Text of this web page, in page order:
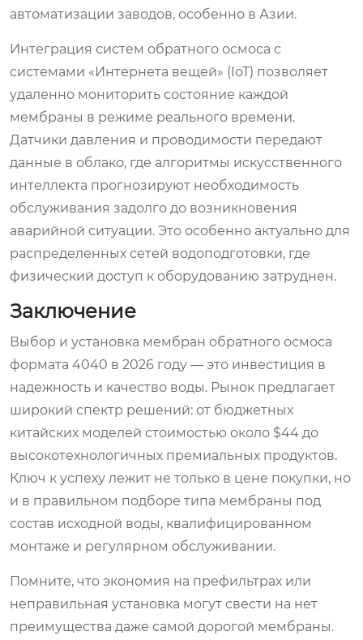
автоматизации заводов, особенно в Азии.
Интеграция систем обратного осмоса с
системами «Интернета вещей» (IoT) позволяет
удаленно мониторить состояние каждой
мембраны в режиме реального времени.
Датчики давления и проводимости передают
данные в облако, где алгоритмы искусственного
интеллекта прогнозируют необходимость
обслуживания задолго до возникновения
аварийной ситуации. Это особенно актуально для
распределенных сетей водоподготовки, где
физический доступ к оборудованию затруднен.
Заключение
Выбор и установка мембран обратного осмоса
формата 4040 в 2026 году — это инвестиция в
надежность и качество воды. Рынок предлагает
широкий спектр решений: от бюджетных
китайских моделей стоимостью около $44 до
высокотехнологичных премиальных продуктов.
Ключ к успеху лежит не только в цене покупки, но
и в правильном подборе типа мембраны под
состав исходной воды, квалифицированном
монтаже и регулярном обслуживании.
Помните, что экономия на префильтрах или
неправильная установка могут свести на нет
преимущества даже самой дорогой мембраны.